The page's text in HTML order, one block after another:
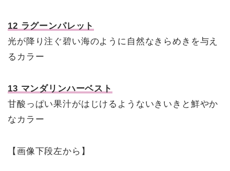
12 ラグーンパレット
光が降り注ぐ碧い海のように自然なきらめきを与え
るカラー
13 マンダリンハーベスト
甘酸っぱい果汁がはじけるようないきいきと鮮やか
なカラー
【画像下段左から】